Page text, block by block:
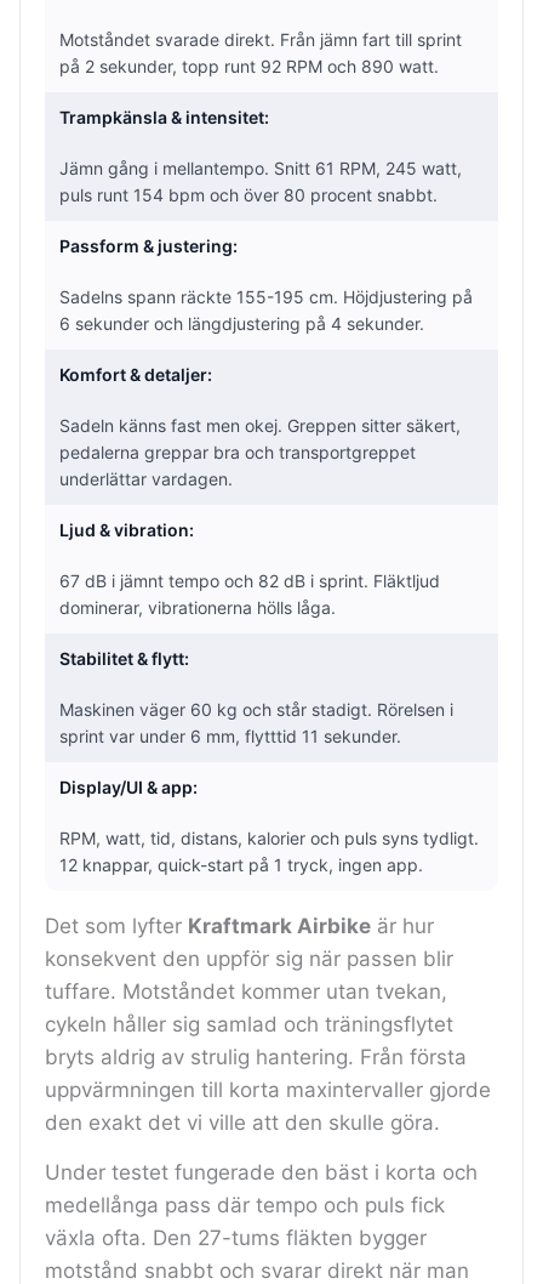
Motståndet svarade direkt. Från jämn fart till sprint
på 2 sekunder, topp runt 92 RPM och 890 watt.
Trampkänsla & intensitet:
Jämn gång i mellantempo. Snitt 61 RPM, 245 watt,
puls runt 154 bpm och över 80 procent snabbt.
Passform & justering:
Sadelns spann räckte 155-195 cm. Höjdjustering på
6 sekunder och längdjustering på 4 sekunder.
Komfort & detaljer:
Sadeln känns fast men okej. Greppen sitter säkert,
pedalerna greppar bra och transportgreppet
underlättar vardagen.
Ljud & vibration:
67 dB i jämnt tempo och 82 dB i sprint. Fläktljud
dominerar, vibrationerna hölls låga.
Stabilitet & flytt:
Maskinen väger 60 kg och står stadigt. Rörelsen i
sprint var under 6 mm, flytttid 11 sekunder.
Display/UI & app:
RPM, watt, tid, distans, kalorier och puls syns tydligt.
12 knappar, quick-start på 1 tryck, ingen app.
Det som lyfter Kraftmark Airbike är hur
konsekvent den uppför sig när passen blir
tuffare. Motståndet kommer utan tvekan,
cykeln håller sig samlad och träningsflytet
bryts aldrig av strulig hantering. Från första
uppvärmningen till korta maxintervaller gjorde
den exakt det vi ville att den skulle göra.
Under testet fungerade den bäst i korta och
medellånga pass där tempo och puls fick
växla ofta. Den 27-tums fläkten bygger
motstånd snabbt och svarar direkt när man